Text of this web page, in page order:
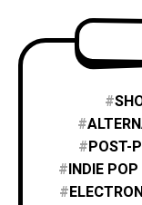
POST-
INDIE POP